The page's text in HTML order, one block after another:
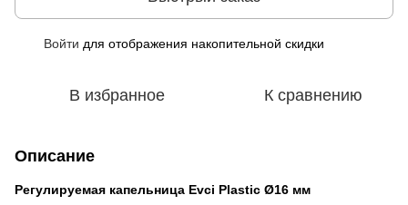
Войти для отображения накопительной скидки
В избранное К сравнению
Описание
Регулируемая капельница Evci Plastic Ø16 мм